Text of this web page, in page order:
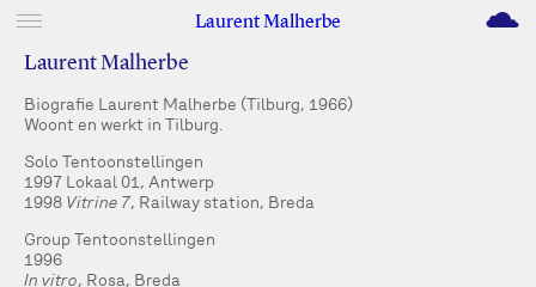
Laurent Malherbe M
Laurent Malherbe
Biografie Laurent Malherbe (Tilburg, 1966)
Woont en werkt in Tilburg.
Solo Tentoonstellingen
1997 Lokaal 01, Antwerp
1998 Vitrine 7, Railway station, Breda
Group Tentoonstellingen
1996
In vitro, Rosa, Breda